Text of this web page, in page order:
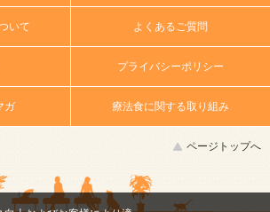
いて よくあるご質問
プライバシーポリシー
ガ 療法食に関する取り組み
ページトップへ